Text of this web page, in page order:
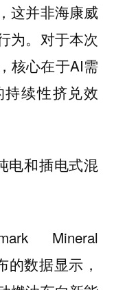
这并非海康威
为。对于本次
核心在于AI需
持续性挤兑效
电和插电式混
Mineral
的数据显示，